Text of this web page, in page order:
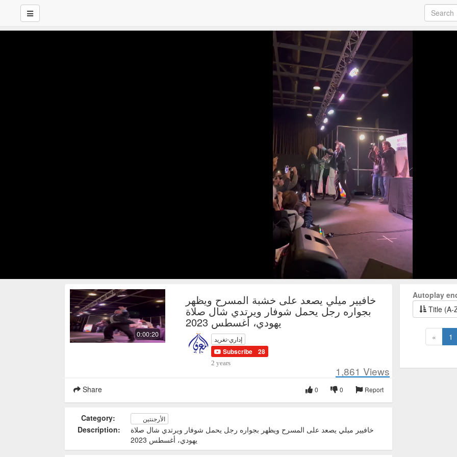
0:00:20
خافيير ميلي يصعد على خشبة المسرح ويظهر
بجواره رجل يحمل شوفار ويرتدي شال صلاة
يهودي، أغسطس 2023
إداري-تغريد
Subscribe 28
2 years
1,861 Views
Share Report
0
0
Category: الأرجنتين
Description:
خافيير ميلي يصعد على المسرح ويظهر بجواره رجل يحمل شوفار ويرتدي شال صلاة
يهودي، أغسطس 2023
Autoplay
Title (A-
« 1